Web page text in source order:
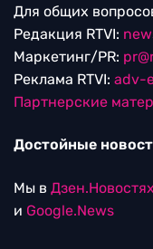
Для общих
Редакция RTVI:
Маркетинг/PR:
Реклама RTVI: adv-
Партнерские
Достойные
Мы в Дзен.Новостях
и Google.News